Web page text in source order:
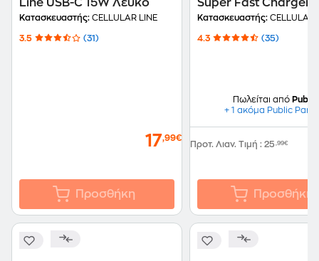
Line USB-C 15W Λευκό
Κατασκευαστής: CELLULAR LINE
3.5 (31)
17,99€
Προσθήκη
Super Fast Charger
25W με Καλώδιο
Κατασκευαστής: CELLULAR
4.3 (35)
Πωλείται από Public
+ 1 ακόμα Public
Προτ. Λιαν. Τιμή : 25,99€
Προσθήκη